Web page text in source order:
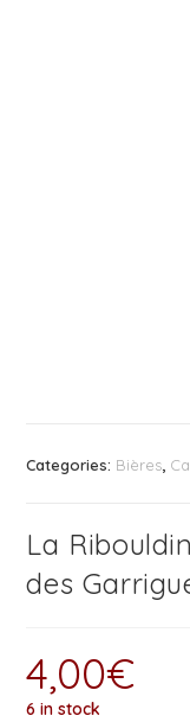
Categories: Bières
La
des
4,00€
6 in stock